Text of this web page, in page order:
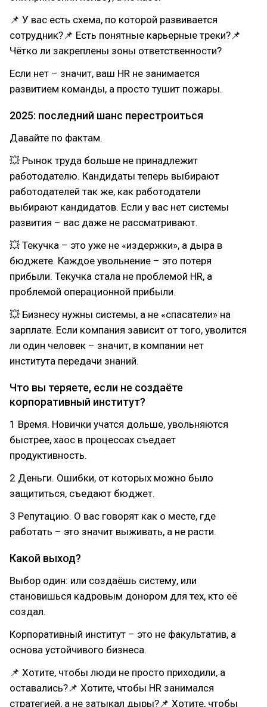
📌 У вас есть схема, по которой развивается
сотрудник?📌 Есть понятные карьерные треки?📌
Чётко ли закреплены зоны ответственности?
Если нет – значит, ваш HR не занимается
развитием команды, а просто тушит пожары.
2025: последний шанс перестроиться
Давайте по фактам.
💥 Рынок труда больше не принадлежит
работодателю. Кандидаты теперь выбирают
работодателей так же, как работодатели
выбирают кандидатов. Если у вас нет системы
развития – вас даже не рассматривают.
💥 Текучка – это уже не «издержки», а дыра в
бюджете. Каждое увольнение – это потеря
прибыли. Текучка стала не проблемой HR, а
проблемой операционной прибыли.
💥 Бизнесу нужны системы, а не «спасатели» на
зарплате. Если компания зависит от того, уволится
ли один человек – значит, в компании нет
института передачи знаний.
Что вы теряете, если не создаёте
корпоративный институт?
1 Время. Новички учатся дольше, увольняются
быстрее, хаос в процессах съедает
продуктивность.
2 Деньги. Ошибки, от которых можно было
защититься, съедают бюджет.
3 Репутацию. О вас говорят как о месте, где
работать – это значит выживать, а не расти.
Какой выход?
Выбор один: или создаёшь систему, или
становишься кадровым донором для тех, кто её
создал.
Корпоративный институт – это не факультатив, а
основа устойчивого бизнеса.
📌 Хотите, чтобы люди не просто приходили, а
оставались?📌 Хотите, чтобы HR занимался
стратегией, а не затыкал дыры?📌 Хотите, чтобы